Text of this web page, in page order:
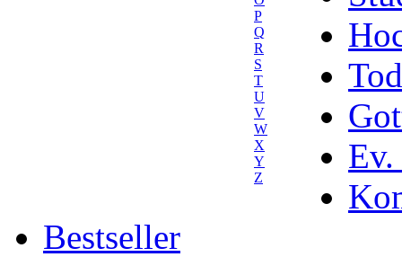
P
Q
R
S
T
U
V
W
X
Y
Z
Ev.
Bestseller